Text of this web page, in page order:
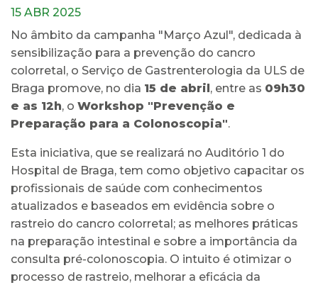
15 ABR 2025
No âmbito da campanha "Março Azul", dedicada à
sensibilização para a prevenção do cancro
colorretal, o Serviço de Gastrenterologia da ULS de
Braga promove, no dia 15 de abril , entre as 09h30
e as 12h, o Workshop "Prevenção e
Preparação para a Colonoscopia".
Esta iniciativa, que se realizará no Auditório 1 do
Hospital de Braga, tem como objetivo capacitar os
profissionais de saúde com conhecimentos
atualizados e baseados em evidência sobre o
rastreio do cancro colorretal; as melhores práticas
na preparação intestinal e sobre a importância da
consulta pré-colonoscopia. O intuito é otimizar o
processo de rastreio, melhorar a eficácia da